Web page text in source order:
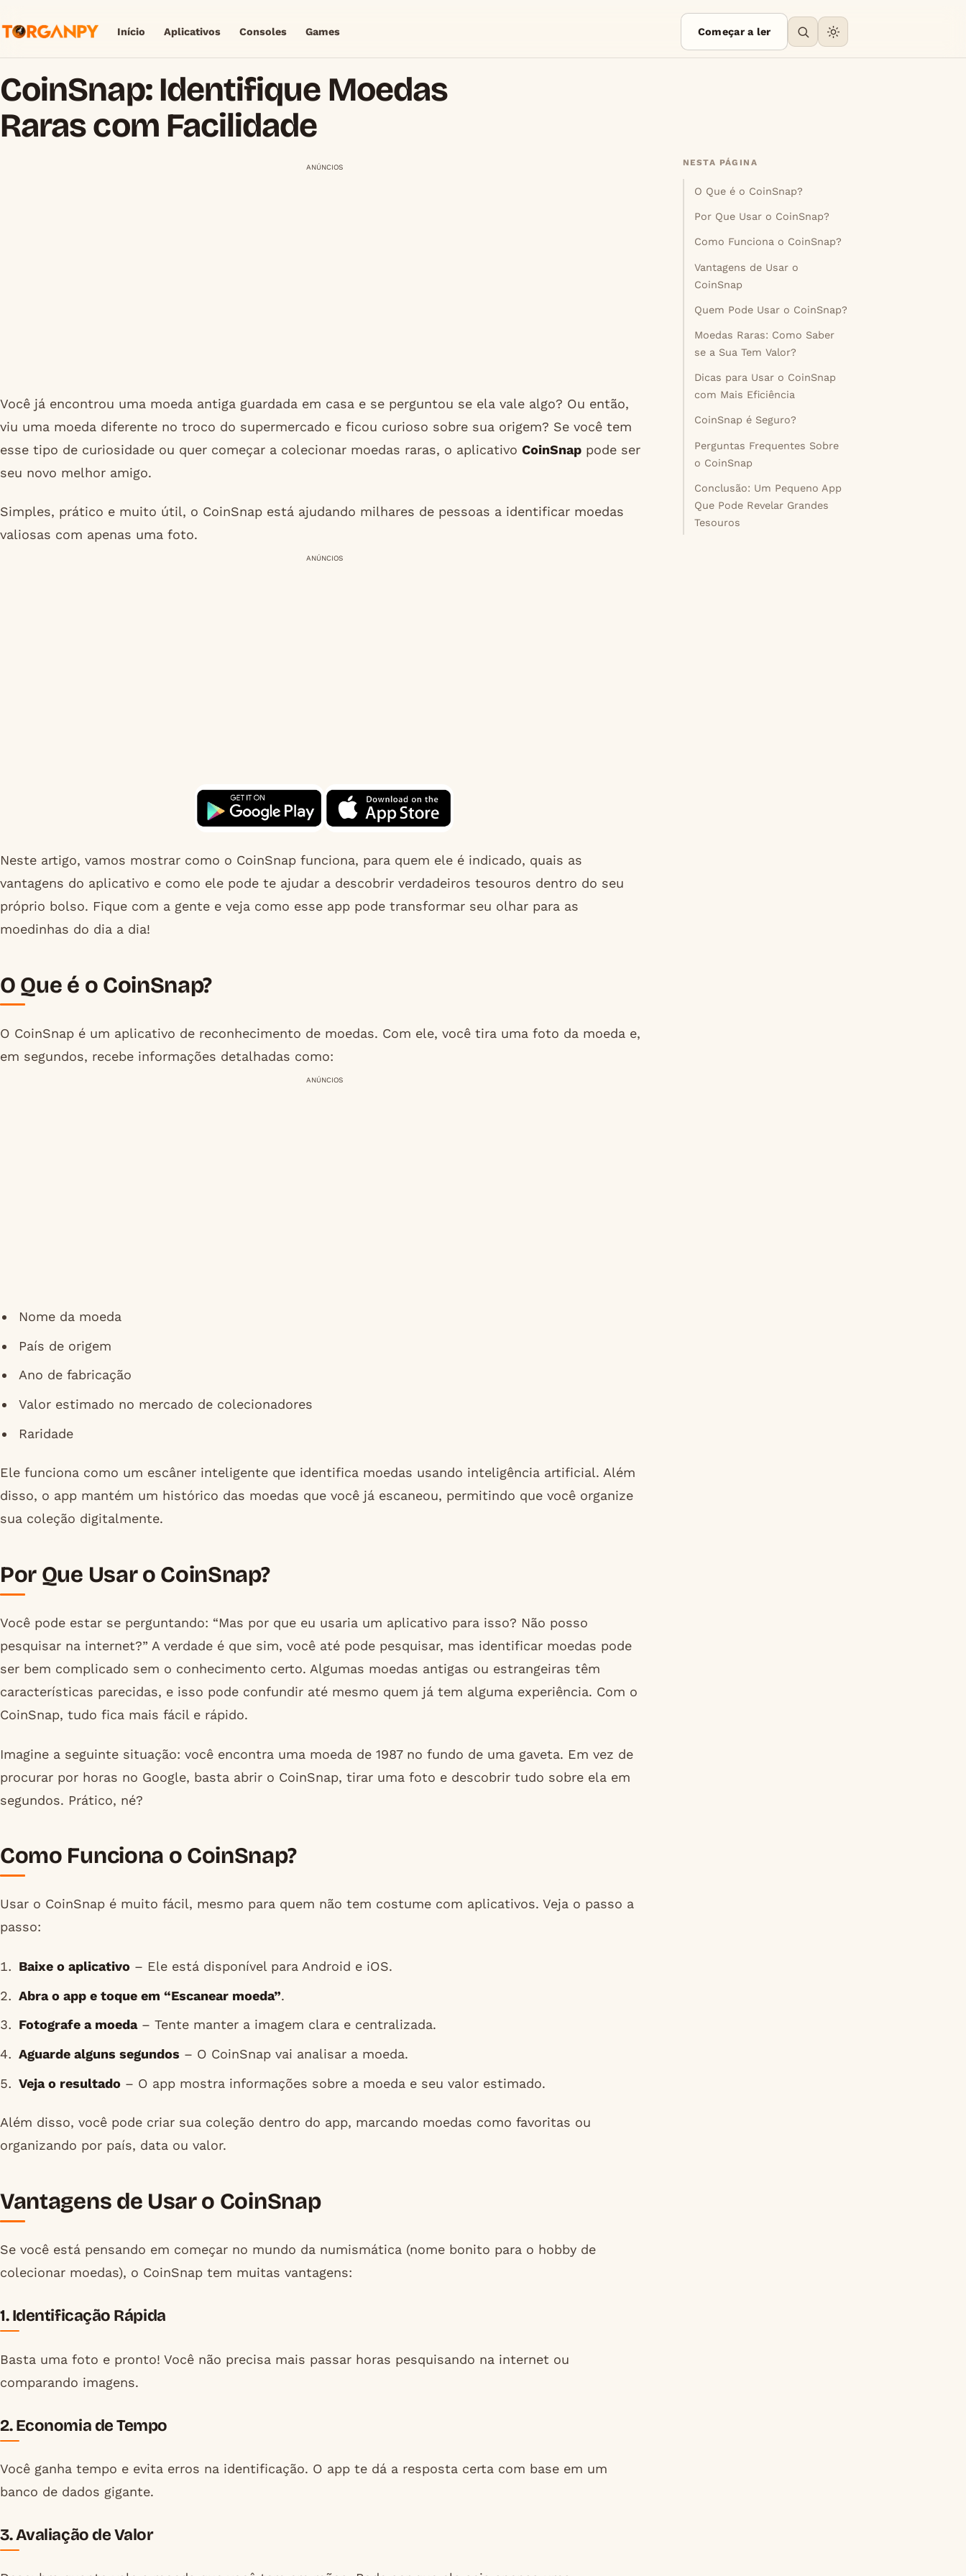
Início Aplicativos Consoles Games Começar a ler
CoinSnap: Identifique Moedas
Raras com Facilidade
ANÚNCIOS
Você já encontrou uma moeda antiga guardada em casa e se perguntou se ela vale algo? Ou então,
viu uma moeda diferente no troco do supermercado e ficou curioso sobre sua origem? Se você tem
esse tipo de curiosidade ou quer começar a colecionar moedas raras, o aplicativo CoinSnap pode ser
seu novo melhor amigo.
Simples, prático e muito útil, o CoinSnap está ajudando milhares de pessoas a identificar moedas
valiosas com apenas uma foto.
ANÚNCIOS
Neste artigo, vamos mostrar como o CoinSnap funciona, para quem ele é indicado, quais as
vantagens do aplicativo e como ele pode te ajudar a descobrir verdadeiros tesouros dentro do seu
próprio bolso. Fique com a gente e veja como esse app pode transformar seu olhar para as
moedinhas do dia a dia!
O Que é o CoinSnap?
O CoinSnap é um aplicativo de reconhecimento de moedas. Com ele, você tira uma foto da moeda e,
em segundos, recebe informações detalhadas como:
ANÚNCIOS
Nome da moeda
País de origem
Ano de fabricação
Valor estimado no mercado de colecionadores
Raridade
Ele funciona como um escâner inteligente que identifica moedas usando inteligência artificial. Além
disso, o app mantém um histórico das moedas que você já escaneou, permitindo que você organize
sua coleção digitalmente.
Por Que Usar o CoinSnap?
Você pode estar se perguntando: “Mas por que eu usaria um aplicativo para isso? Não posso
pesquisar na internet?” A verdade é que sim, você até pode pesquisar, mas identificar moedas pode
ser bem complicado sem o conhecimento certo. Algumas moedas antigas ou estrangeiras têm
características parecidas, e isso pode confundir até mesmo quem já tem alguma experiência. Com o
CoinSnap, tudo fica mais fácil e rápido.
Imagine a seguinte situação: você encontra uma moeda de 1987 no fundo de uma gaveta. Em vez de
procurar por horas no Google, basta abrir o CoinSnap, tirar uma foto e descobrir tudo sobre ela em
segundos. Prático, né?
Como Funciona o CoinSnap?
Usar o CoinSnap é muito fácil, mesmo para quem não tem costume com aplicativos. Veja o passo a
passo:
Baixe o aplicativo– Ele está disponível para Android e iOS.
Abra o app e toque em “Escanear moeda”.
Fotografe a moeda– Tente manter a imagem clara e centralizada.
Aguarde alguns segundos – O CoinSnap vai analisar a moeda.
Veja o resultado– O app mostra informações sobre a moeda e seu valor estimado.
Além disso, você pode criar sua coleção dentro do app, marcando moedas como favoritas ou
organizando por país, data ou valor.
Vantagens de Usar o CoinSnap
Se você está pensando em começar no mundo da numismática (nome bonito para o hobby de
colecionar moedas), o CoinSnap tem muitas vantagens:
1.Identificação Rápida
Basta uma foto e pronto! Você não precisa mais passar horas pesquisando na internet ou
comparando imagens.
2.Economia de Tempo
Você ganha tempo e evita erros na identificação. O app te dá a resposta certa com base em um
banco de dados gigante.
3.Avaliação de Valor
NESTA PÁGINA
O Que é o CoinSnap?
Por Que Usar o CoinSnap?
Como Funciona o CoinSnap?
Vantagens de Usar o
CoinSnap
Quem Pode Usar o CoinSnap?
Moedas Raras: Como Saber
se a Sua Tem Valor?
Dicas para Usar o CoinSnap
com Mais Eficiência
CoinSnap é Seguro?
Perguntas Frequentes Sobre
o CoinSnap
Conclusão: Um Pequeno App
Que Pode Revelar Grandes
Tesouros